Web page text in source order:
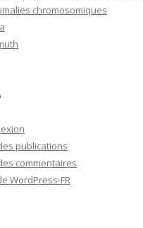
chromosomiques
publications
commentaires
WordPress-FR